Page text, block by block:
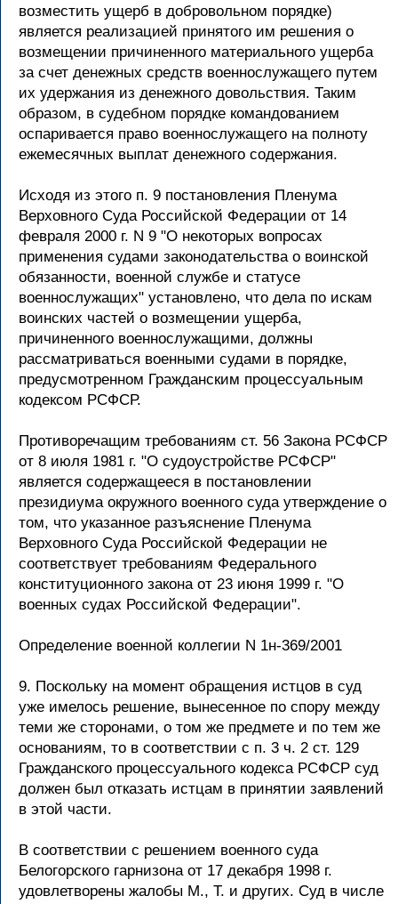
возместить ущерб в добровольном порядке)
является реализацией принятого им решения о
возмещении причиненного материального ущерба
за счет денежных средств военнослужащего путем
их удержания из денежного довольствия. Таким
образом, в судебном порядке командованием
оспаривается право военнослужащего на полноту
ежемесячных выплат денежного содержания.
Исходя из этого п. 9 постановления Пленума
Верховного Суда Российской Федерации от 14
февраля 2000 г. N 9 "О некоторых вопросах
применения судами законодательства о воинской
обязанности, военной службе и статусе
военнослужащих" установлено, что дела по искам
воинских частей о возмещении ущерба,
причиненного военнослужащими, должны
рассматриваться военными судами в порядке,
предусмотренном Гражданским процессуальным
кодексом РСФСР.
Противоречащим требованиям ст. 56 Закона РСФСР
от 8 июля 1981 г. "О судоустройстве РСФСР"
является содержащееся в постановлении
президиума окружного военного суда утверждение о
том, что указанное разъяснение Пленума
Верховного Суда Российской Федерации не
соответствует требованиям Федерального
конституционного закона от 23 июня 1999 г. "О
военных судах Российской Федерации".
Определение военной коллегии N 1н-369/2001
9. Поскольку на момент обращения истцов в суд
уже имелось решение, вынесенное по спору между
теми же сторонами, о том же предмете и по тем же
основаниям, то в соответствии с п. 3 ч. 2 ст. 129
Гражданского процессуального кодекса РСФСР суд
должен был отказать истцам в принятии заявлений
в этой части.
В соответствии с решением военного суда
Белогорского гарнизона от 17 декабря 1998 г.
удовлетворены жалобы М., Т. и других. Суд в числе